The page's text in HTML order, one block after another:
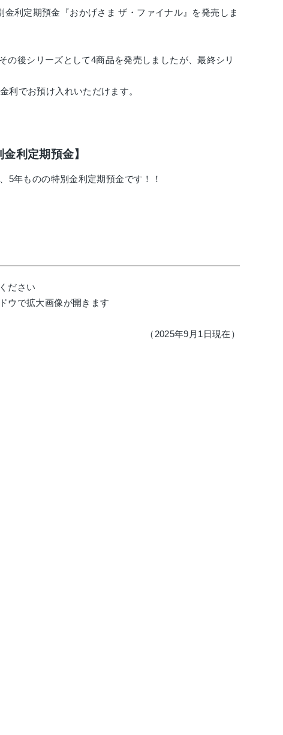
利定期預金『おかげさま ザ・ファイナル』を発売しま
の後シリーズとして4商品を発売しましたが、最終シリ
利でお預け入れいただけます。
利定期預金】
5年ものの特別金利定期預金です！！
ださい
ウで拡大画像が開きます
（2025年9月1日現在）